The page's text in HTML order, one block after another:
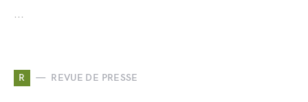
...
R REVUE DE PRESSE